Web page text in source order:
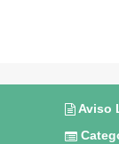
Aviso